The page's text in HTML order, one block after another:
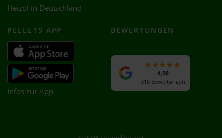
Heizöl in Deutschland
PELLETS APP
Infos zur App
BEWERTUNGEN
4,90
315 Bewertungen